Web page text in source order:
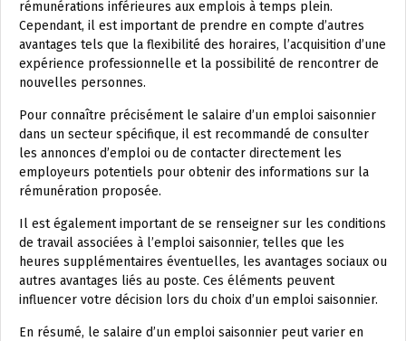
rémunérations inférieures aux emplois à temps plein.
Cependant, il est important de prendre en compte d’autres
avantages tels que la flexibilité des horaires, l’acquisition d’une
expérience professionnelle et la possibilité de rencontrer de
nouvelles personnes.
Pour connaître précisément le salaire d’un emploi saisonnier
dans un secteur spécifique, il est recommandé de consulter
les annonces d’emploi ou de contacter directement les
employeurs potentiels pour obtenir des informations sur la
rémunération proposée.
Il est également important de se renseigner sur les conditions
de travail associées à l’emploi saisonnier, telles que les
heures supplémentaires éventuelles, les avantages sociaux ou
autres avantages liés au poste. Ces éléments peuvent
influencer votre décision lors du choix d’un emploi saisonnier.
En résumé, le salaire d’un emploi saisonnier peut varier en